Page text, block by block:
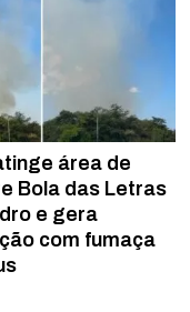
área de
Bola das Letras
e gera
com fumaça